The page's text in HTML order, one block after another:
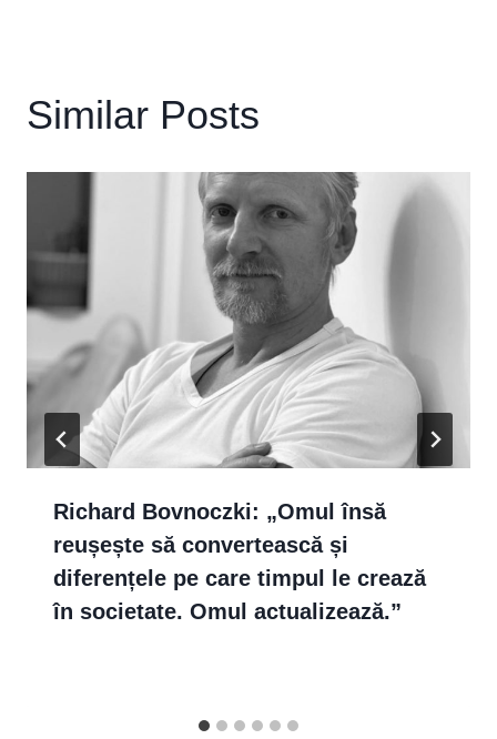
Similar Posts
Richard Bovnoczki: „Omul însă
reușește să convertească și
diferențele pe care timpul le crează
în societate. Omul actualizează.”